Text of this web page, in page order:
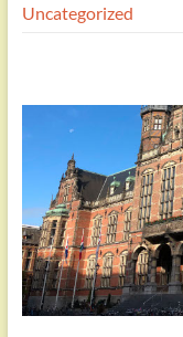
Uncategorized